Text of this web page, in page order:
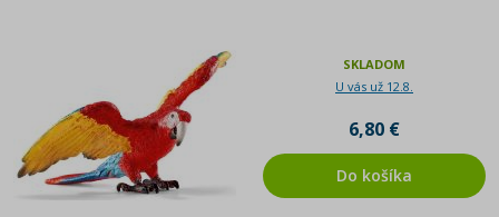
SKLADOM
U vás už 12.8.
6,80 €
Do košíka